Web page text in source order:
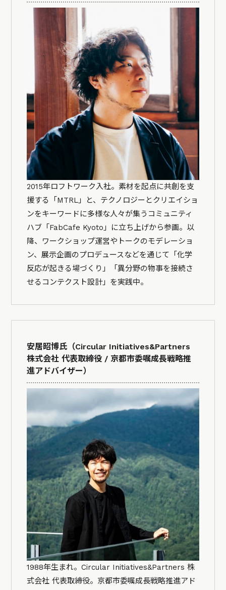
2015年ロフトワーク入社。素材を起点に共創を支
援する「MTRL」と、テクノロジーとクリエイショ
ンをキーワードに多様な人々が集うコミュニティ
ハブ「FabCafe Kyoto」に立ち上げから参画。以
降、ワークショップ運営やトークのモデレーショ
ン、展示企画のプロデュースなどを通じて「化学
反応が起きる場づくり」「異分野の物事を接続さ
せるコンテクスト設計」を実践中。
安居昭博氏（Circular Initiatives&Partners
株式会社 代表取締役 / 京都市委嘱成長戦略推
進アドバイザー）
1988年生まれ。Circular Initiatives&Partners 株
式会社 代表取締役。京都市委嘱成長戦略推進アド